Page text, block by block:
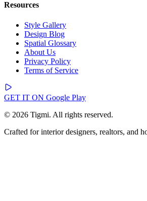
Resources
Style Gallery
Design Blog
Spatial Glossary
About Us
Privacy Policy
Terms of Service
GET IT ON Google Play
© 2026 Tigmi. All rights reserved.
Crafted for interior designers, realtors, and